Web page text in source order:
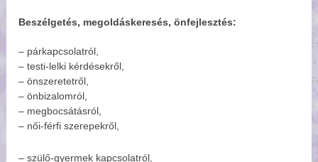
Beszélgetés, megoldáskeresés, önfejlesztés:
– párkapcsolatról,
– testi-lelki kérdésekről,
– önszeretetről,
– önbizalomról,
– megbocsátásról,
– női-férfi szerepekről,
– szülő-gyermek kapcsolatról,